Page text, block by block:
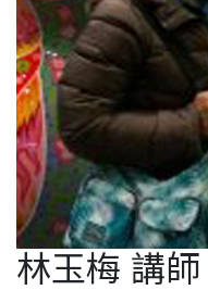
林玉梅 講師